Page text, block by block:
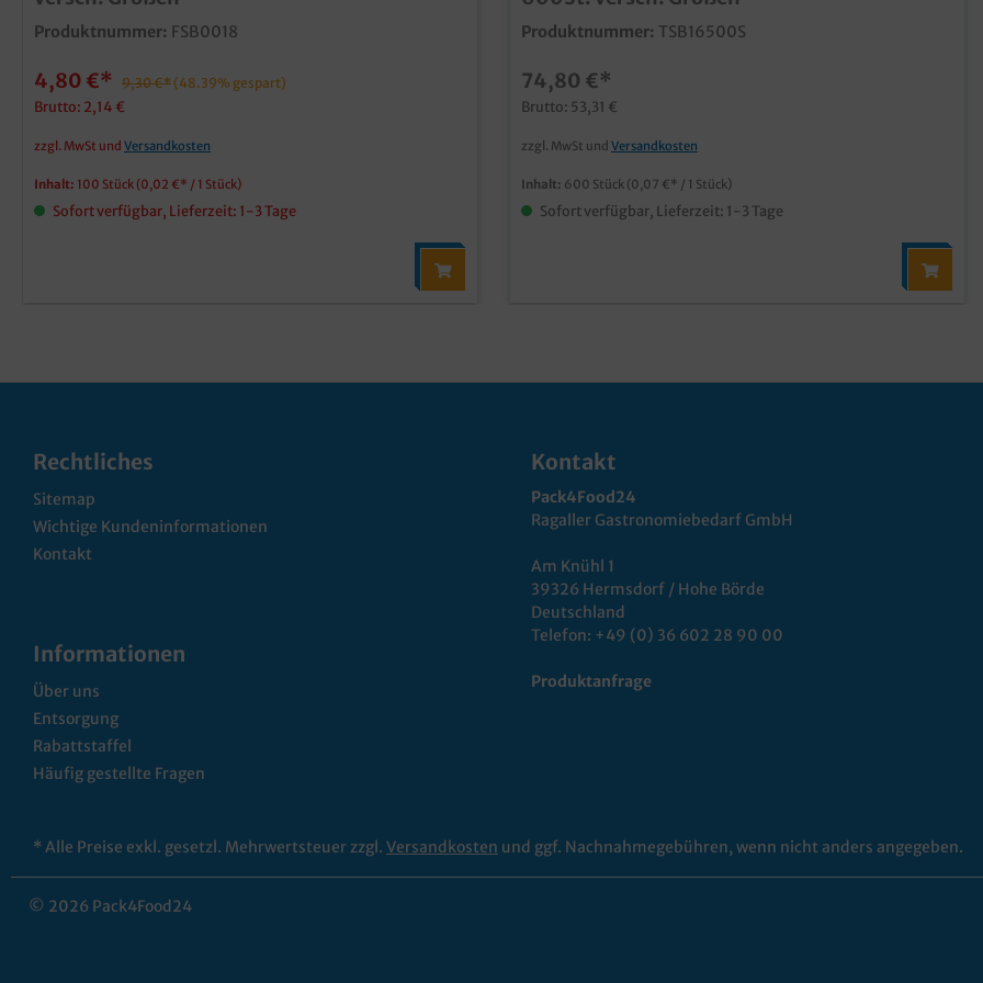
Produktnummer: FSB0018
4,80 €* 9,30 €* (48.39% gespart)
Brutto: 2,14 €
zzgl. MwSt und Versandkosten
Inhalt: 100 Stück (0,02 €* / 1 Stück)
Sofort verfügbar, Lieferzeit: 1-3 Tage
Produktnummer: TSB16500S
74,80 €*
Brutto: 53,31 €
zzgl. MwSt und Versandkosten
Inhalt: 600 Stück (0,07 €* / 1 Stück)
Sofort verfügbar, Lieferzeit: 1-3 Tage
Rechtliches
Sitemap
Wichtige Kundeninformationen
Kontakt
Informationen
Über uns
Entsorgung
Rabattstaffel
Häufig gestellte Fragen
Kontakt
Pack4Food24
Ragaller Gastronomiebedarf GmbH
Am Knühl 1
39326 Hermsdorf / Hohe Börde
Deutschland
Telefon: +49 (0) 36 602 28 90 00
Produktanfrage
* Alle Preise exkl. gesetzl. Mehrwertsteuer zzgl. Versandkosten und ggf. Nachnahmegebühren, wenn nicht anders angegeben.
© 2026 Pack4Food24